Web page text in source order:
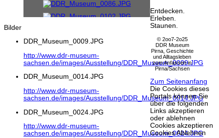
Bilder
DDR_Museum_0009.JPG
http://www.ddr-museum-
sachsen.de/images/Ausstellung/DDR_Museum_0009.JPG
DDR_Museum_0014.JPG
http://www.ddr-museum-
sachsen.de/images/Ausstellung/DDR_Museum_0014.JPG
DDR_Museum_0024.JPG
http://www.ddr-museum-
sachsen.de/images/Ausstellung/DDR_Museum_0024.JPG
Entdecken.
Erleben.
Staunen.
© 2oo7-2o25
DDR Museum
Pirna, Geschichte
und Alltagsleben
zum Anfassen in
Pirna/Sachsen
Zum Seitenanfang
Die Cookies dieses
Portals können Sie
über die folgenden
Links akzeptieren
oder ablehnen
Cookies akzeptieren
Cookies Ablehnen